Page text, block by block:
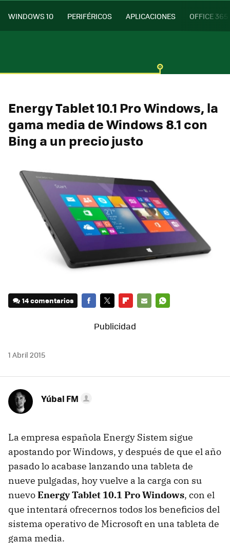
WINDOWS 10 PERIFÉRICOS APLICACIONES OFFICE 365
Energy Tablet 10.1 Pro Windows, la
gama media de Windows 8.1 con
Bing a un precio justo
14 comentarios
1 Abril 2015
Yúbal FM
La empresa española Energy Sistem sigue
apostando por Windows, y después de que el año
pasado lo acabase lanzando una tableta de
nueve pulgadas, hoy vuelve a la carga con su
nuevoEnergy Tablet 10.1 Pro Windows, con el
que intentará ofrecernos todos los beneficios del
sistema operativo de Microsoft en una tableta de
gama media.